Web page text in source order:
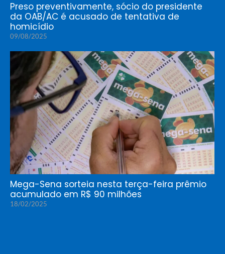
Preso preventivamente, sócio do presidente
da OAB/AC é acusado de tentativa de
homicídio
09/08/2025
Mega-Sena sorteia nesta terça-feira prêmio
acumulado em R$ 90 milhões
18/02/2025